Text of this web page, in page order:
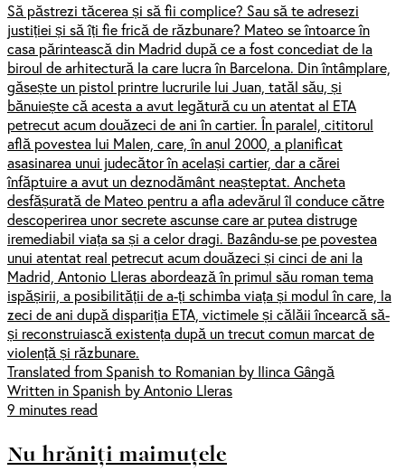
Să păstrezi tăcerea și să fii complice? Sau să te adresezi
justiției și să îți fie frică de răzbunare? Mateo se întoarce în
casa părintească din Madrid după ce a fost concediat de la
biroul de arhitectură la care lucra în Barcelona. Din întâmplare,
găsește un pistol printre lucrurile lui Juan, tatăl său, și
bănuiește că acesta a avut legătură cu un atentat al ETA
petrecut acum douăzeci de ani în cartier. În paralel, cititorul
află povestea lui Malen, care, în anul 2000, a planificat
asasinarea unui judecător în același cartier, dar a cărei
înfăptuire a avut un deznodământ neașteptat. Ancheta
desfășurată de Mateo pentru a afla adevărul îl conduce către
descoperirea unor secrete ascunse care ar putea distruge
iremediabil viața sa și a celor dragi. Bazându-se pe povestea
unui atentat real petrecut acum douăzeci și cinci de ani la
Madrid, Antonio Lleras abordează în primul său roman tema
ispășirii, a posibilității de a-ți schimba viața și modul în care, la
zeci de ani după dispariția ETA, victimele și călăii încearcă să-
și reconstruiască existența după un trecut comun marcat de
violență și răzbunare.
Translated from Spanish to Romanian by Ilinca Gângă
Written in Spanish by Antonio Lleras
9 minutes read
Nu hrăniți maimuțele